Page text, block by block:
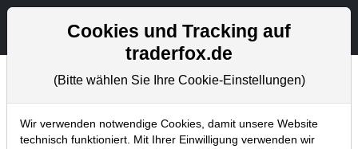
Aktien- und Artikelsuche
Chartanalysen
Home Blog Chartanalysen
Cookies und Tracking auf
traderfox.de
(Bitte wählen Sie Ihre Cookie-Einstellungen)
Wir verwenden notwendige Cookies, damit unsere Website
technisch funktioniert. Mit Ihrer Einwilligung verwenden wir